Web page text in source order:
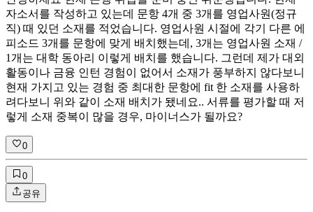
자소서를 작성하고 있는데 문항 4개 중 3개를 영업사원(정규
직) 때 있던 소재를 적었습니다. 영업사원 시절에 각기 다른 에
피소드 3개를 문항에 맞게 배치했는데, 3개는 영업사원 소재 /
1개는 대학 동아리 이렇게 배치를 했습니다. 그런데 제가 대외
활동이나 금융 인턴 경험이 없어서 소재가 풍부하지 않다보니
현재 가지고 있는 경험 중 최대한 문항에 fit 한 소재를 사용하
려다보니 위와 같이 소재 배치가 됐네요.. 서류를 평가할 때 저
렇게 소재 중복이 많을 경우, 마이너스가 될까요?
0
0
공유